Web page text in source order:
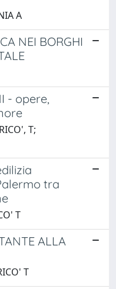
A
NEI BORGHI
- opere,
T;
tra
T
ALLA
T